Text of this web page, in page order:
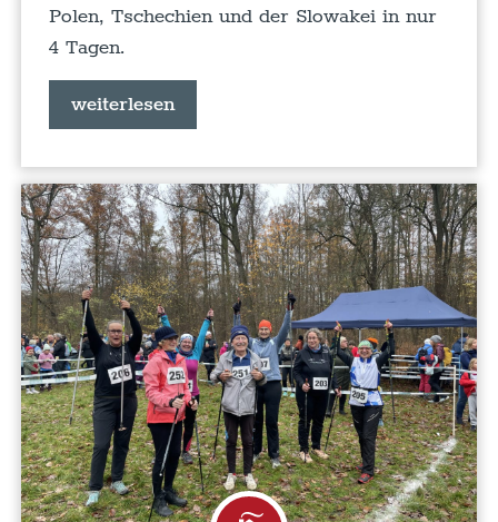
Polen, Tschechien und der Slowakei in nur
4 Tagen.
weiterlesen